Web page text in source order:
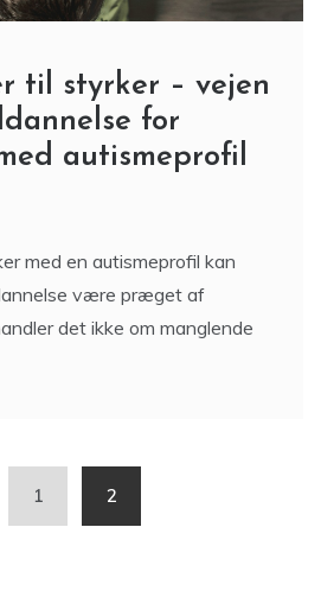
til styrker – vejen
for
autismeprofil
med en autismeprofil kan
være præget af
det ikke om manglende
1 2